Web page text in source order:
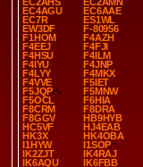
EC4AGU
EC6AAE
EC7R
ES1WL
EW3DF
F-80956
F1HOM
F4AZH
F4EEJ
F4FJI
F4HSU
F4ILM
F4IYU
F4JNP
F4LYY
F4MKX
F4VVE
F5IET
F5JQP
F5MNW
F5OCL
F6HIA
F8CRM
F8DRA
F8GGV
HB9HYB
HC5VF
HJ4EAB
HK3X
HK4OBA
I1HYW
I1SOP
IK2ZJT
IK4RAJ
IK6AQU
IK6FBB